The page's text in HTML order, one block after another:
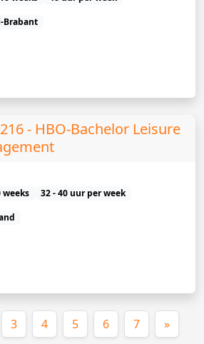
Brabant
- HBO-Bachelor Leisure
weeks
32 - 40 uur per week
3 4 5 6 7 »